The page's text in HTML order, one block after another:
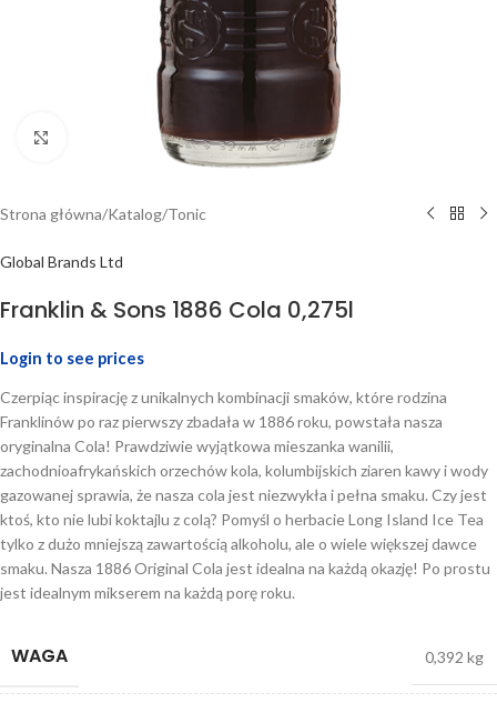
Click to enlarge
Strona główna/Katalog/Tonic
Global Brands Ltd
Franklin & Sons 1886 Cola 0,275l
Login to see prices
Czerpiąc inspirację z unikalnych kombinacji smaków, które rodzina
Franklinów po raz pierwszy zbadała w 1886 roku, powstała nasza
oryginalna Cola! Prawdziwie wyjątkowa mieszanka wanilii,
zachodnioafrykańskich orzechów kola, kolumbijskich ziaren kawy i wody
gazowanej sprawia, że nasza cola jest niezwykła i pełna smaku. Czy jest
ktoś, kto nie lubi koktajlu z colą? Pomyśl o herbacie Long Island Ice Tea
tylko z dużo mniejszą zawartością alkoholu, ale o wiele większej dawce
smaku. Nasza 1886 Original Cola jest idealna na każdą okazję! Po prostu
jest idealnym mikserem na każdą porę roku.
WAGA 0,392 kg